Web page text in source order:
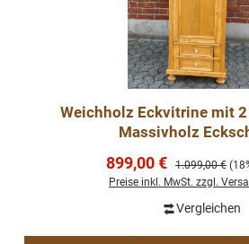
Weichholz Eckvitrine mit
Massivholz
Verkaufspreis:
899,00 € Regulärer Preis:
1.099,00 €
Preise inkl. MwSt. zzgl.
Vergleichen